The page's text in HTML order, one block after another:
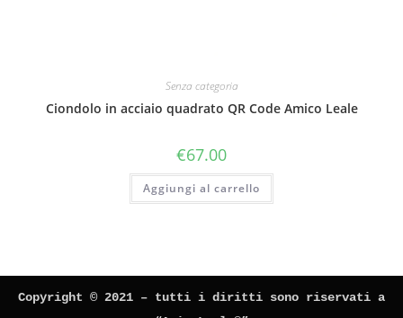
Senza categoria
Ciondolo in acciaio quadrato QR Code Amico Leale
€67.00
Aggiungi al carrello
Copyright © 2021 – tutti i diritti sono riservati a